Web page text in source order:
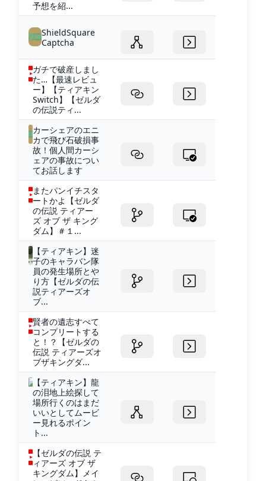
予想を紹...
ShieldSquare
Captcha
ガチで破産しまし
た…【最速レビュ
ー】【ティアキン
Switch】【ゼルダ
の伝説ティ...
カーシェアのエニ
カで飛び石破損事
故！個人間カーシ
ェアの事故につい
てお話します
またパンイチスタ
ートかよ【ゼルダ
の伝説 ティアー
ズ オブ ザ キング
ダム】＃１...
【ティアキン】迷
子のキャラバン隊
員の発生場所とや
り方【ゼルダの伝
説ティアーズオ
ブ...
賢者の遺志すべて
コンプリートする
と！？【ゼルダの
伝説 ティアーズオ
ブザキングダ...
【ティアキン】龍
の泪地上絵探して
場所行くのはまだ
いいとしてムービ
ー見れるポイン
ト...
【ゼルダの伝説 テ
ィアーズ オブ ザ
キングダム】メイ